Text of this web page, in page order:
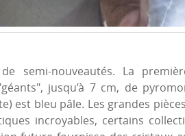
nouveautés. La
jusqu’à 7 cm, de
est bleu pâle. Les grandes
incroyables, certains